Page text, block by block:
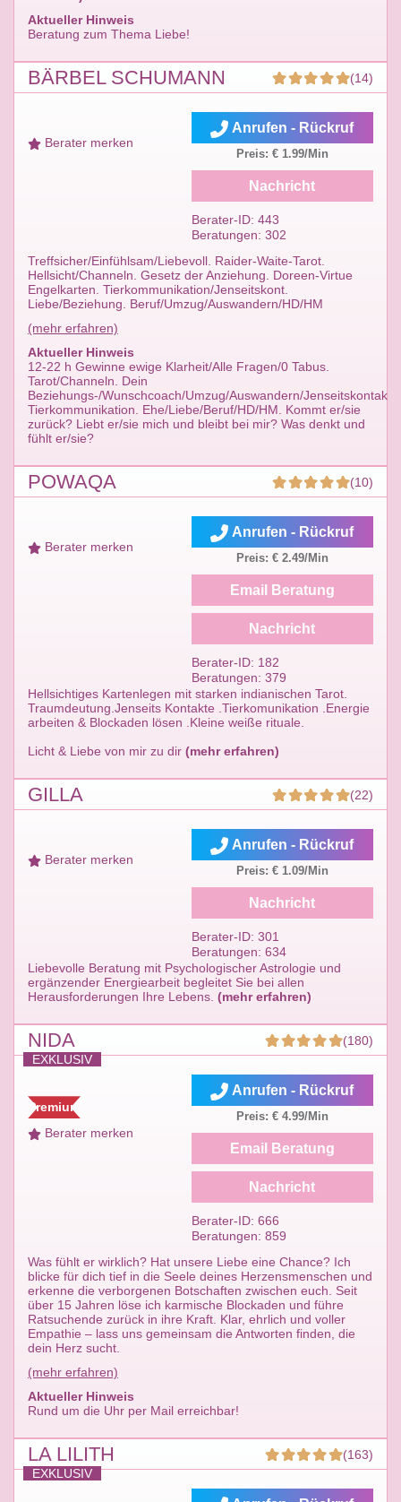
Aktueller Hinweis
Beratung zum Thema Liebe!
BÄRBEL SCHUMANN (14)
Berater merken
Treffsicher/Einfühlsam/Liebevoll. Raider-Waite-Tarot.
Hellsicht/Channeln. Gesetz der Anziehung. Doreen-Virtue
Engelkarten. Tierkommunikation/Jenseitskont.
Liebe/Beziehung. Beruf/Umzug/Auswandern/HD/HM
(mehr erfahren)
Aktueller Hinweis
12-22 h Gewinne ewige Klarheit/Alle Fragen/0 Tabus.
Tarot/Channeln. Dein
Beziehungs-/Wunschcoach/Umzug/Auswandern/Jenseitskontakt,
Tierkommunikation. Ehe/Liebe/Beruf/HD/HM. Kommt er/sie
zurück? Liebt er/sie mich und bleibt bei mir? Was denkt und
fühlt er/sie?
Anrufen - Rückruf
Preis: € 1.99/Min
Nachricht
Berater-ID: 443
Beratungen: 302
POWAQA (10)
Berater merken
Hellsichtiges Kartenlegen mit starken indianischen Tarot.
Traumdeutung.Jenseits Kontakte .Tierkomunikation .Energie
arbeiten & Blockaden lösen .Kleine weiße rituale.
Licht & Liebe von mir zu dir (mehr erfahren)
Anrufen - Rückruf
Preis: € 2.49/Min
Email Beratung
Nachricht
Berater-ID: 182
Beratungen: 379
GILLA (22)
Berater merken
Liebevolle Beratung mit Psychologischer Astrologie und
ergänzender Energiearbeit begleitet Sie bei allen
Herausforderungen Ihre Lebens. (mehr erfahren)
Anrufen - Rückruf
Preis: € 1.09/Min
Nachricht
Berater-ID: 301
Beratungen: 634
NIDA
(180)
EXKLUSIV
Premium
Berater merken
Was fühlt er wirklich? Hat unsere Liebe eine Chance? Ich
blicke für dich tief in die Seele deines Herzensmenschen und
erkenne die verborgenen Botschaften zwischen euch. Seit
über 15 Jahren löse ich karmische Blockaden und führe
Ratsuchende zurück in ihre Kraft. Klar, ehrlich und voller
Empathie – lass uns gemeinsam die Antworten finden, die
dein Herz sucht.
(mehr erfahren)
Aktueller Hinweis
Rund um die Uhr per Mail erreichbar!
Anrufen - Rückruf
Preis: € 4.99/Min
Email Beratung
Nachricht
Berater-ID: 666
Beratungen: 859
LA LILITH
(163)
EXKLUSIV